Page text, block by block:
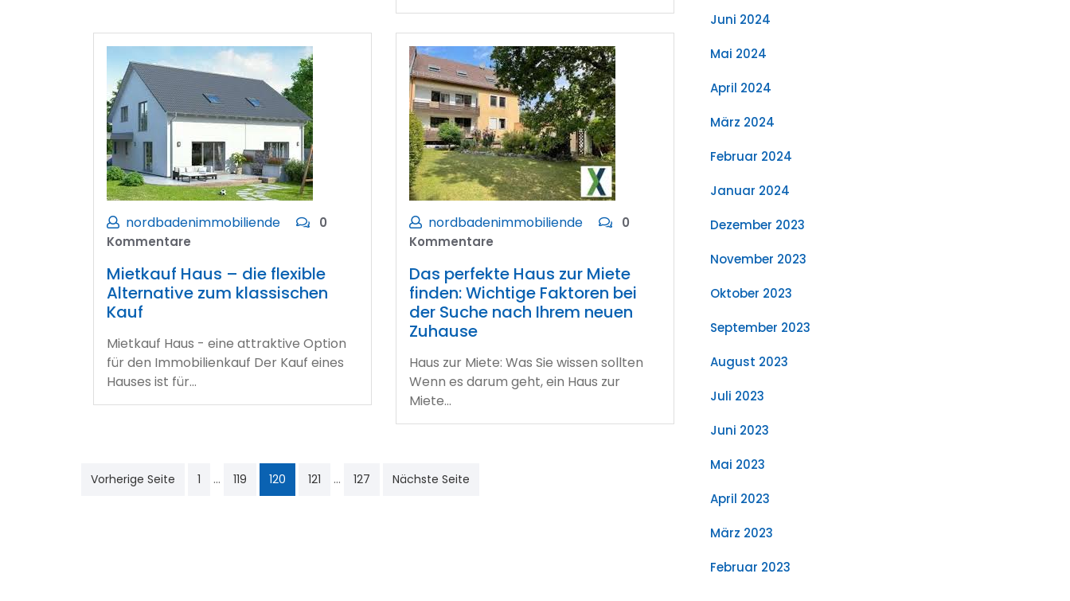
nordbadenimmobiliende
0
Kommentare
Mietkauf Haus – die flexible
Alternative zum klassischen
Kauf
Mietkauf Haus - eine attraktive Option
für den Immobilienkauf Der Kauf eines
Hauses ist für…
nordbadenimmobiliende
0
Kommentare
Das perfekte Haus zur Miete
finden: Wichtige Faktoren bei
der Suche nach Ihrem neuen
Zuhause
Haus zur Miete: Was Sie wissen sollten
Wenn es darum geht, ein Haus zur
Miete…
Seitennummerierung
Vorherige Seite 1 … 119 120 121 … 127 Nächste Seite
Juni 2024
Mai 2024
April 2024
März 2024
Februar 2024
Januar 2024
Dezember 2023
November 2023
Oktober 2023
September 2023
August 2023
Juli 2023
Juni 2023
Mai 2023
April 2023
März 2023
Februar 2023